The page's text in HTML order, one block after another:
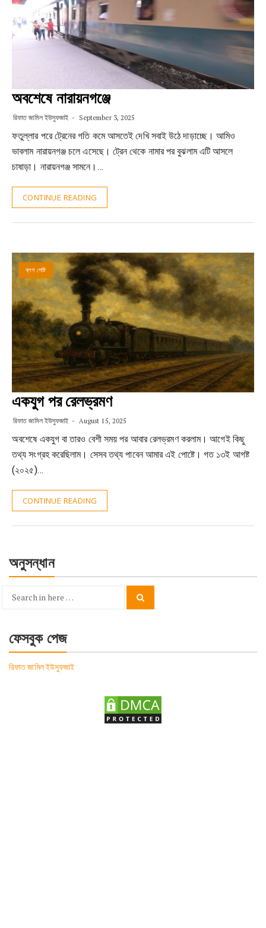
অবশেষে নারায়নগঞ্জে
রিফাত জামিল ইউসুফজাই September 3, 2025
ফতুল্লার পরে ট্রেনের গতি কমে আসতেই দেখি সবাই উঠে দাড়াচ্ছে। আমিও
ভাবলাম নারায়নগঞ্জ চলে এসেছে। ট্রেন থেকে নামার পর বুঝলাম এটি আসলে
চাষাড়া। নারায়নগঞ্জ সামনে।…
CONTINUE READING
ব্লগ পোষ্ট
একযুগ পর রেলভ্রমণ
রিফাত জামিল ইউসুফজাই August 15, 2025
অবশেষে একযুগ বা তারও বেশী সময় পর আবার রেলভ্রমণ করলাম। আগেই কিছু
তথ্য সংগ্রহ করেছিলাম। সেসব তথ্য পাবেন আমার এই পোষ্টে। গত ১৩ই আগষ্ট
(২০২৫)…
CONTINUE READING
অনুসন্ধান
Search
ফেসবুক পেজ
রিফাত জামিল ইউসুফজাই